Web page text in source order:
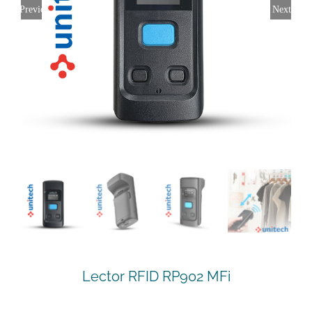
Previous Next
Lector RFID RP902 MFi